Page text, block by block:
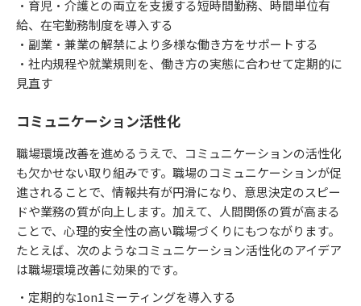
・育児・介護との両立を支援する短時間勤務、時間単位有
給、在宅勤務制度を導入する
・副業・兼業の解禁により多様な働き方をサポートする
・社内規程や就業規則を、働き方の実態に合わせて定期的に
見直す
コミュニケーション活性化
職場環境改善を進めるうえで、コミュニケーションの活性化
も欠かせない取り組みです。職場のコミュニケーションが促
進されることで、情報共有が円滑になり、意思決定のスピー
ドや業務の質が向上します。加えて、人間関係の質が高まる
ことで、心理的安全性の高い職場づくりにもつながります。
たとえば、次のようなコミュニケーション活性化のアイデア
は職場環境改善に効果的です。
・定期的な1on1ミーティングを導入する